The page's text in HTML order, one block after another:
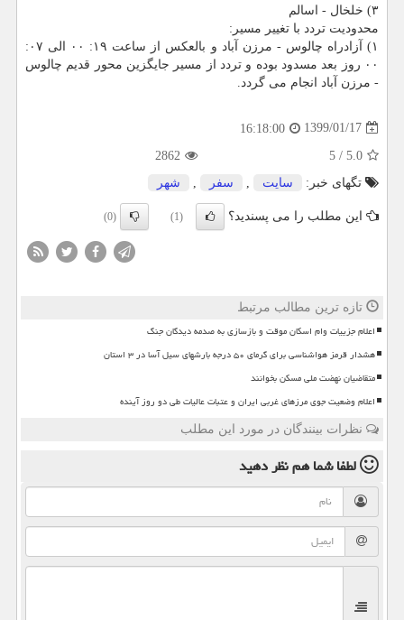
۳) خلخال - اسالم
محدودیت تردد با تغییر مسیر:
۱) آزادراه چالوس - مرزن آباد و بالعكس از ساعت ۱۹: ۰۰ الی ۰۷:
۰۰ روز بعد مسدود بوده و تردد از مسیر جایگزین محور قدیم چالوس
- مرزن آباد انجام می گردد.
1399/01/17
16:18:00
5.0
/
5
2862
تگهای خبر:
سایت سفر شهر
این مطلب را می پسندید؟ (1)
(0)
تازه ترین مطالب مرتبط
اعلام جزییات وام اسکان موقت و بازسازی به صدمه دیدگان جنگ
هشدار قرمز هواشناسی برای گرمای ۵۰ درجه بارشهای سیل آسا در ۳ استان
متقاضیان نهضت ملی مسکن بخوانند
اعلام وضعیت جوی مرزهای غربی ایران و عتبات عالیات طی دو روز آینده
نظرات بینندگان در مورد این مطلب
لطفا شما همنظر دهید